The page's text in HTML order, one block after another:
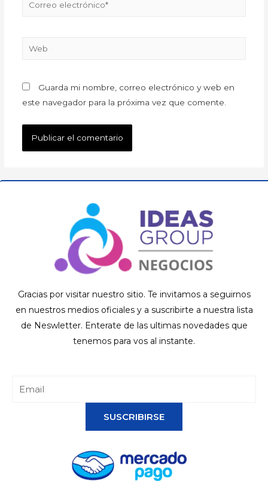
Guarda mi nombre, correo electrónico y web en
este navegador para la próxima vez que comente.
Gracias por visitar nuestro sitio. Te invitamos a seguirnos
en nuestros medios oficiales y a suscribirte a nuestra lista
de Neswletter. Enterate de las ultimas novedades que
tenemos para vos al instante.
SUSCRIBIRSE